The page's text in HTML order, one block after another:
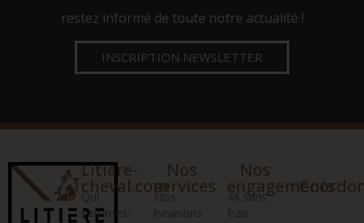
restez informé de toute notre actualité !
INSCRIPTION NEWSLETTER
Litiere-
cheval.com
Qui
sommes-
Nos
services
Nos
livraisons
Nos
engagements
4X sans
frais